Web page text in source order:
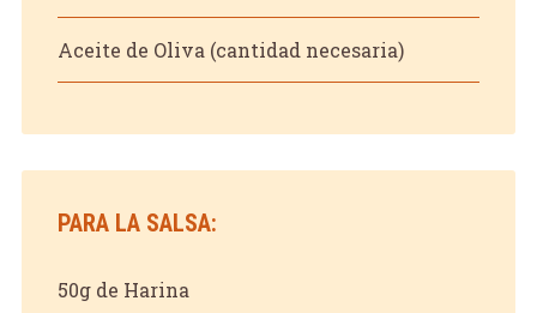
Aceite de Oliva (cantidad necesaria)
PARA LA SALSA:
50g de Harina